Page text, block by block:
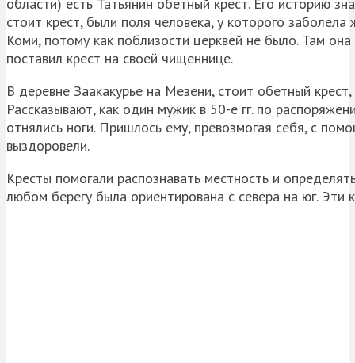
стоит крест, были поля человека, у которого
Коми, потому как поблизости церквей не было. Там
поставил крест на своей чищеннице.
В деревне Заакакурье на Мезени, стоит обетный
Рассказывают, как один мужик в 50-е гг. по
отнялись ноги. Пришлось ему, превозмогая себя, с
выздоровели.
Кресты помогали распознавать местность и
любом берегу была ориентирована с севера на юг. Эти